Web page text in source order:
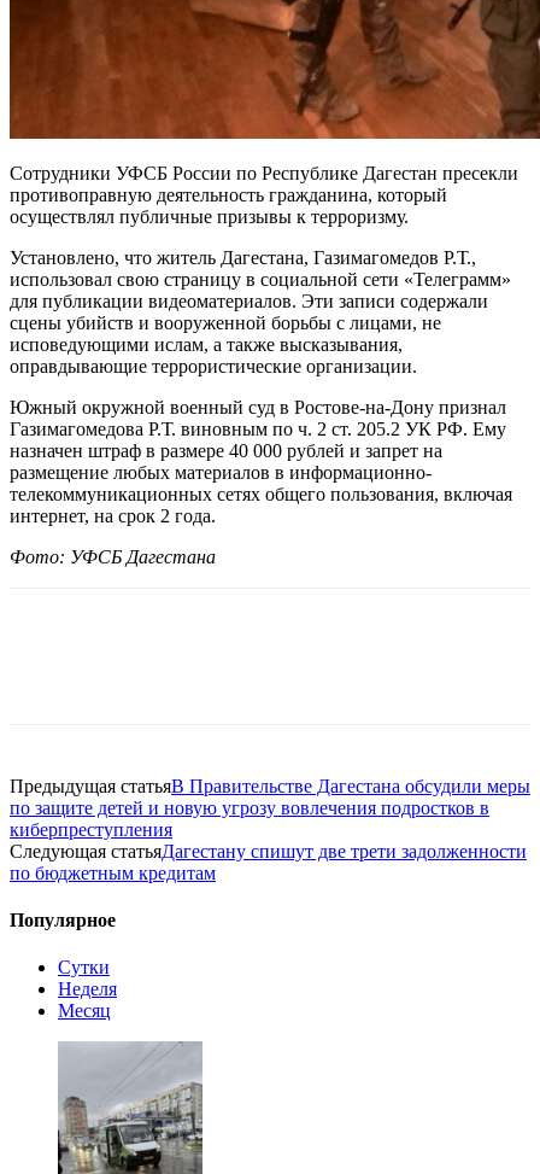
Сотрудники УФСБ России по Республике Дагестан пресекли
противоправную деятельность гражданина, который
осуществлял публичные призывы к терроризму.
Установлено, что житель Дагестана, Газимагомедов Р.Т.,
использовал свою страницу в социальной сети «Телеграмм»
для публикации видеоматериалов. Эти записи содержали
сцены убийств и вооруженной борьбы с лицами, не
исповедующими ислам, а также высказывания,
оправдывающие террористические организации.
Южный окружной военный суд в Ростове-на-Дону признал
Газимагомедова Р.Т. виновным по ч. 2 ст. 205.2 УК РФ. Ему
назначен штраф в размере 40 000 рублей и запрет на
размещение любых материалов в информационно-
телекоммуникационных сетях общего пользования, включая
интернет, на срок 2 года.
Фото: УФСБ Дагестана
Предыдущая статьяВ Правительстве Дагестана обсудили меры
по защите детей и новую угрозу вовлечения подростков в
киберпреступления
Следующая статьяДагестану спишут две трети задолженности
по бюджетным кредитам
Популярное
Сутки
Неделя
Месяц